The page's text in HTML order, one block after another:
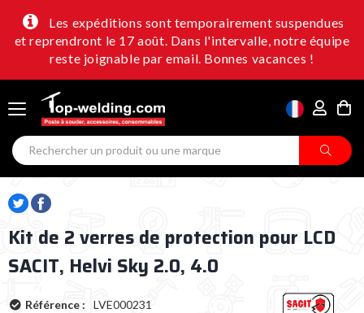
Les expéditions sont temporairement suspendues
et reprendront le 17 août. Dans l'intervalle, notre équipe
reste joignable par email. Bonnes vacances !
Kit de 2 verres de protection pour LCD
SACIT, Helvi Sky 2.0, 4.0
Référence : LVE000231